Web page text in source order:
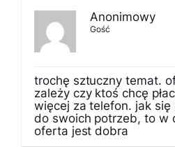
Anonimowy
Gość
trochę sztuczny temat.
zależy czy ktoś chcę
więcej za telefon. jak
do swoich potrzeb, to w
oferta jest dobra